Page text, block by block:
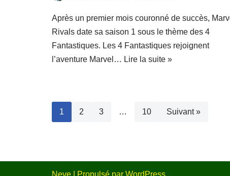
Après un premier mois couronné de succès,
Rivals date sa saison 1 sous le thème des 4
Fantastiques. Les 4 Fantastiques rejoignent
l’aventure Marvel… Lire la suite »
1 2 3 … 10 Suivant »